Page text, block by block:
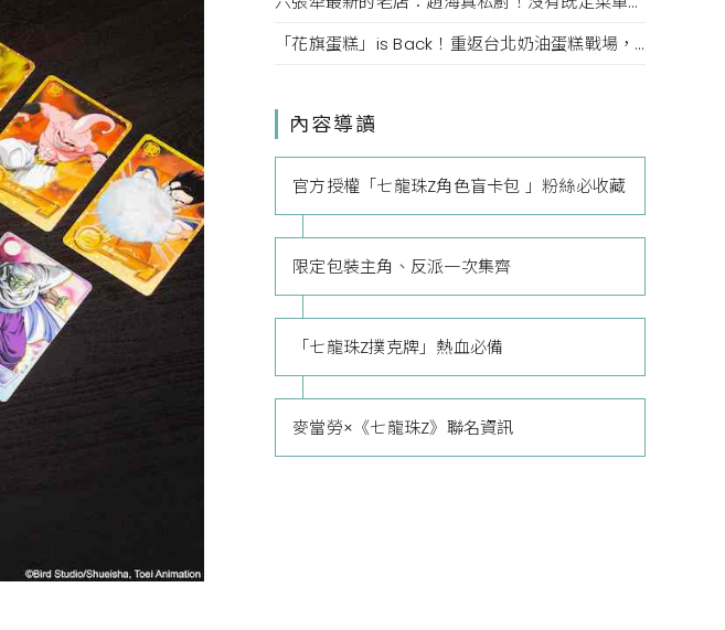
「花旗蛋糕」is Back！重返台北奶油蛋糕戰場，掀起老台北人的回憶
內容導讀
官方授權「七龍珠Z角色盲卡包 」粉絲必收藏
限定包裝主角、反派一次集齊
「七龍珠Z撲克牌」熱血必備
麥當勞×《七龍珠Z》聯名資訊